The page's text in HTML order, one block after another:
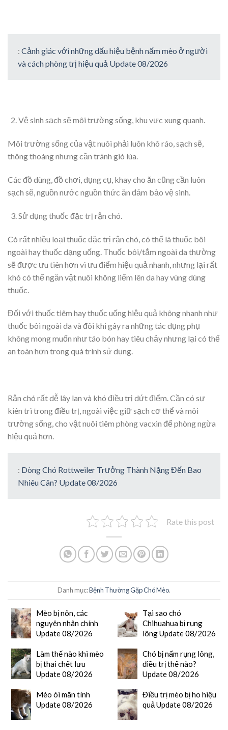
: Cảnh giác với những dấu hiệu bệnh nấm mèo ở người
và cách phòng trị hiệu quả Update 08/2026
Vệ sinh sạch sẽ môi trường sống, khu vực xung quanh.
Môi trường sống của vật nuôi phải luôn khô ráo, sạch sẽ,
thông thoáng nhưng cần tránh gió lùa.
Các đồ dùng, đồ chơi, dụng cụ, khay cho ăn cũng cần luôn
sạch sẽ, nguồn nước nguồn thức ăn đảm bảo vệ sinh.
Sử dụng thuốc đặc trị rận chó.
Có rất nhiều loại thuốc đặc trị rận chó, có thể là thuốc bôi
ngoài hay thuốc dạng uống. Thuốc bôi/tắm ngoài da thường
sẽ được ưu tiên hơn vì ưu điểm hiệu quả nhanh, nhưng lại rất
khó có thể ngăn vật nuôi không liếm lên da hay vùng dùng
thuốc.
Đối với thuốc tiêm hay thuốc uống hiệu quả không nhanh như
thuốc bôi ngoài da và đôi khi gây ra những tác dụng phụ
không mong muốn như táo bón hay tiêu chảy nhưng lại có thể
an toàn hơn trong quá trình sử dụng.
Rận chó rất dễ lây lan và khó điều trị dứt điểm. Cần có sự
kiên trì trong điều trị, ngoài việc giữ sạch cơ thể và môi
trường sống, cho vật nuôi tiêm phòng vacxin để phòng ngừa
hiệu quả hơn.
: Dòng Chó Rottweiler Trưởng Thành Nặng Đến Bao
Nhiêu Cân? Update 08/2026
Rate this post
Danh mục:Bệnh Thường Gặp Chó Mèo.
Mèo bị nôn, các
nguyên nhân chính
Update 08/2026
Tại sao chó
Chihuahua bị rụng
lông Update 08/2026
Làm thế nào khi mèo
bị thai chết lưu
Update 08/2026
Chó bị nấm rụng lông,
điều trị thế nào?
Update 08/2026
Mèo ói mãn tính
Update 08/2026
Điều trị mèo bị ho hiệu
quả Update 08/2026